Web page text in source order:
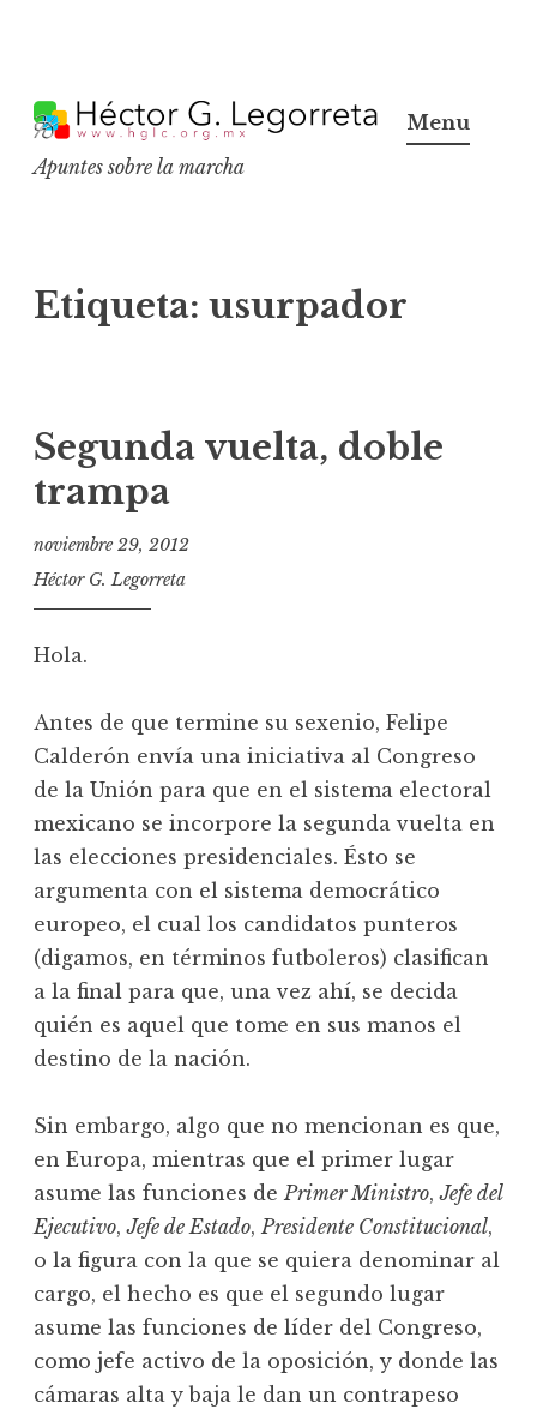
k
p
c
o
n
t
Apuntes sobre la marcha
Menu
Etiqueta: usurpador
Segunda vuelta, doble
trampa
noviembre 29, 2012
Héctor G. Legorreta
Hola.
Antes de que termine su sexenio, Felipe
Calderón envía una iniciativa al Congreso
de la Unión para que en el sistema electoral
mexicano se incorpore la segunda vuelta en
las elecciones presidenciales. Ésto se
argumenta con el sistema democrático
europeo, el cual los candidatos punteros
(digamos, en términos futboleros) clasifican
a la final para que, una vez ahí, se decida
quién es aquel que tome en sus manos el
destino de la nación.
Sin embargo, algo que no mencionan es que,
en Europa, mientras que el primer lugar
asume las funciones dePrimer Ministro,Jefe del
Ejecutivo,Jefe de Estado,Presidente Constitucional,
o la figura con la que se quiera denominar al
cargo, el hecho es que el segundo lugar
asume las funciones de líder del Congreso,
como jefe activo de la oposición, y donde las
cámaras alta y baja le dan un contrapeso